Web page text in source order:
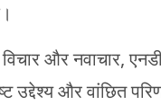
और नवाचार,
और वांछित